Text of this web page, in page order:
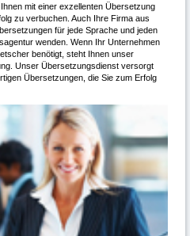
mit einer exzellenten Übersetzung
zu verbuchen. Auch Ihre Firma aus
für jede Sprache und jeden
wenden. Wenn Ihr Unternehmen
benötigt, steht Ihnen unser
Unser Übersetzungsdienst versorgt
Übersetzungen, die Sie zum Erfolg